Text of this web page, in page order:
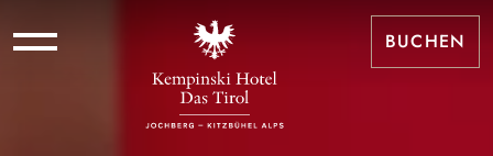
BUCHEN